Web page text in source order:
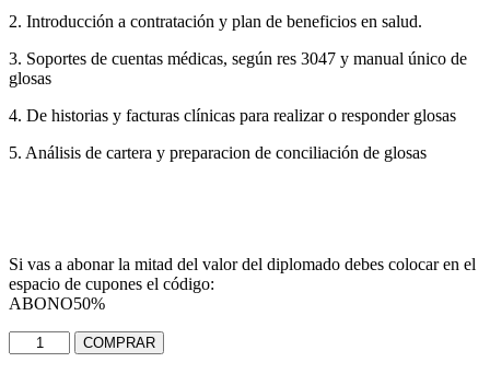
2. Introducción a contratación y plan de beneficios en salud.
3. Soportes de cuentas médicas, según res 3047 y manual único de
glosas
4. De historias y facturas clínicas para realizar o responder glosas
5. Análisis de cartera y preparacion de conciliación de glosas
Si vas a abonar la mitad del valor del diplomado debes colocar en el
espacio de cupones el código:
ABONO50%
Diplomado
AUDITORIA
COMPRAR